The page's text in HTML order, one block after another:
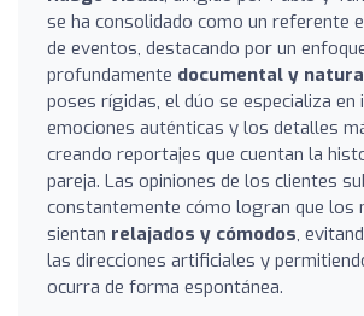
se ha consolidado como un referente
de eventos, destacando por un
profundamente documental y
poses rígidas, el dúo se especializa
emociones auténticas y los detalles
creando reportajes que cuentan la
pareja. Las opiniones de los clientes
constantemente cómo logran que los
sientan relajados y cómodos,
las direcciones artificiales y
ocurra de forma espontánea.